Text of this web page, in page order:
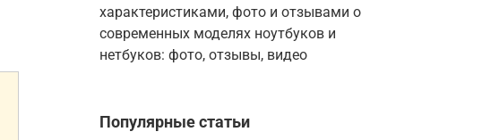
характеристиками, фото и отзывами о
современных моделях ноутбуков и
нетбуков: фото, отзывы, видео
Популярные статьи